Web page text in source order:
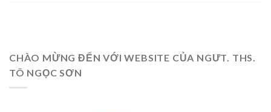
CHÀO MỪNG ĐẾN VỚI WEBSITE CỦA NGƯT. THS.
TÔ NGỌC SƠN